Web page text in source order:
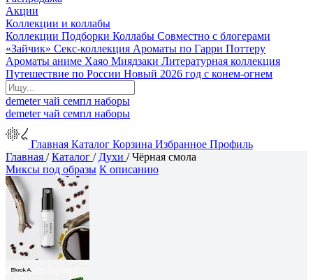
Акции
Коллекции и коллабы
Коллекции Подборки Коллабы Совместно с блогерами
«Зайчик» Секс-коллекция Ароматы по Гарри Поттеру
Ароматы аниме Хаяо Миядзаки Литературная коллекция
Путешествие по России Новый 2026 год с конем-огнем
demeterчай семпл наборы
demeterчай семпл наборы
Главная Каталог Корзина Избранное Профиль
Главная /Каталог / Духи /Чёрная смола
Миксы под образы К описанию